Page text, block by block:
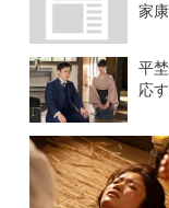
家
平
応